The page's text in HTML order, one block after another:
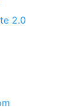
2.0